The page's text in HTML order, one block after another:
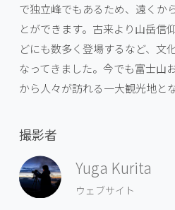
で独立峰でもあるため、遠くか
とができます。古来より山岳信
どにも数多く登場するなど、文
なってきました。今でも富士山
から人々が訪れる一大観光地と
撮影者
Yuga Kurita
ウェブサイト